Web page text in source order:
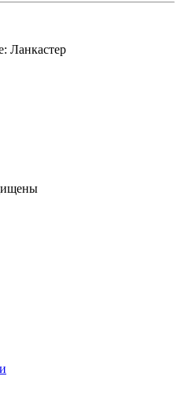
Ланкастер